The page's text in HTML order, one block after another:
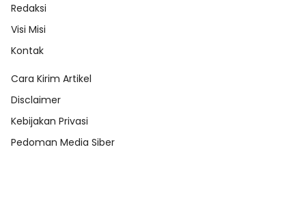
Redaksi
Visi Misi
Kontak
Cara Kirim Artikel
Disclaimer
Kebijakan Privasi
Pedoman Media Siber